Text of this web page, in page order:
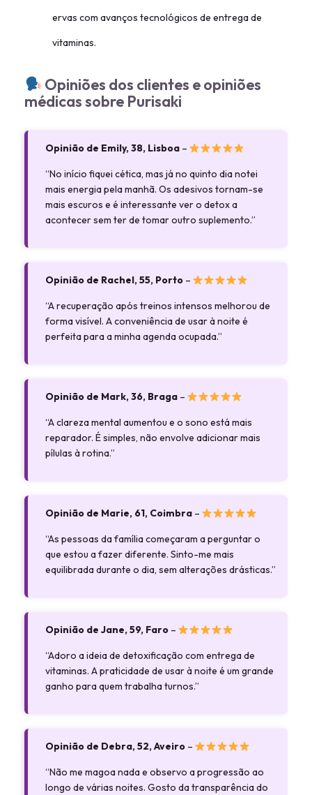
ervas com avanços tecnológicos de entrega de
vitaminas.
Opiniões dos clientes e opiniões
médicas sobre Purisaki
Opinião de Emily, 38, Lisboa–
“No início fiquei cética, mas já no quinto dia notei
mais energia pela manhã. Os adesivos tornam-se
mais escuros e é interessante ver o detox a
acontecer sem ter de tomar outro suplemento.”
Opinião de Rachel, 55, Porto–
“A recuperação após treinos intensos melhorou de
forma visível. A conveniência de usar à noite é
perfeita para a minha agenda ocupada.”
Opinião de Mark, 36, Braga–
“A clareza mental aumentou e o sono está mais
reparador. É simples, não envolve adicionar mais
pílulas à rotina.”
Opinião de Marie, 61, Coimbra–
“As pessoas da família começaram a perguntar o
que estou a fazer diferente. Sinto-me mais
equilibrada durante o dia, sem alterações drásticas.”
Opinião de Jane, 59, Faro–
“Adoro a ideia de detoxificação com entrega de
vitaminas. A praticidade de usar à noite é um grande
ganho para quem trabalha turnos.”
Opinião de Debra, 52, Aveiro–
“Não me magoa nada e observo a progressão ao
longo de várias noites. Gosto da transparência do